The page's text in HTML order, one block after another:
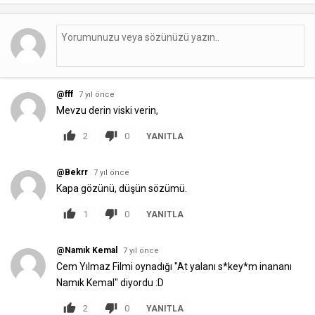
@fff 7 yıl önce
Mevzu derin viski verin,
2 0 YANITLA
@Bekrr 7 yıl önce
Kapa gözünü, düşün sözümü.
1 0 YANITLA
@Namık Kemal 7 yıl önce
Cem Yılmaz Filmi oynadığı "At yalanı s*key*m inananı
Namık Kemal" diyordu :D
2 0 YANITLA